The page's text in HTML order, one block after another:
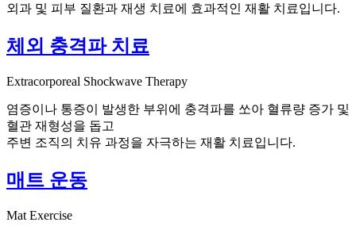
외과 및 피부 질환과 재생 치료에 효과적인 재활 치료입니다.
체외 충격파 치료
Extracorporeal Shockwave Therapy
염증이나 통증이 발생한 부위에 충격파를 쏘아 혈류량 증가 및
혈관 재형성을 돕고
주변 조직의 치유 과정을 자극하는 재활 치료입니다.
매트 운동
Mat Exercise